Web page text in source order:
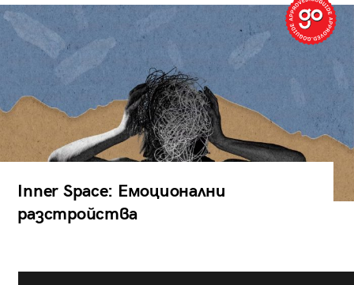
Inner Space: Емоционални
разстройства